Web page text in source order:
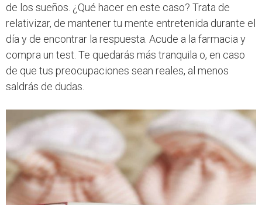
de los sueños. ¿Qué hacer en este caso? Trata de
relativizar, de mantener tu mente entretenida durante el
día y de encontrar la respuesta. Acude a la farmacia y
compra un test. Te quedarás más tranquila o, en caso
de que tus preocupaciones sean reales, al menos
saldrás de dudas.